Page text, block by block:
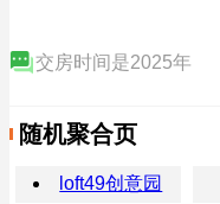
交房时间是2025年
随机聚合页
loft49创意园